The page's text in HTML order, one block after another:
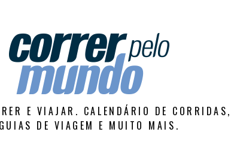
E VIAJAR. CALENDÁRIO DE
GUIAS DE VIAGEM E MUITO MAIS.